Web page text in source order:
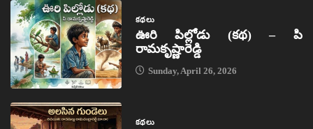
కథలు
ఊరి పిల్లోడు (కథ) – పి
రామకృష్ణారెడ్డి
Sunday, April 26, 2026
కథలు